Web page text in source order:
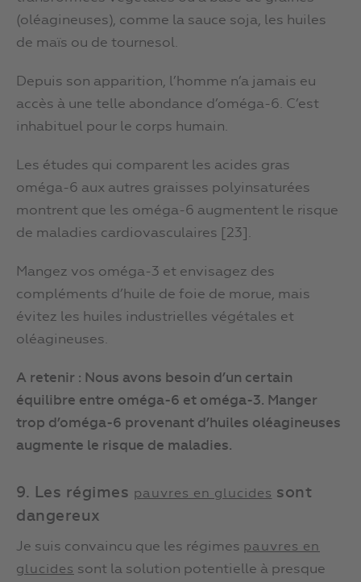
(oléagineuses), comme la sauce soja, les huiles
de maïs ou de tournesol.
Depuis son apparition, l’homme n’a jamais eu
accès à une telle abondance d’oméga-6. C’est
inhabituel pour le corps humain.
Les études qui comparent les acides gras
oméga-6 aux autres graisses polyinsaturées
montrent que les oméga-6 augmentent le risque
de maladies cardiovasculaires [23].
Mangez vos oméga-3 et envisagez des
compléments d’huile de foie de morue, mais
évitez les huiles industrielles végétales et
oléagineuses.
A retenir : Nous avons besoin d’un certain
équilibre entre oméga-6 et oméga-3. Manger
trop d’oméga-6 provenant d’huiles oléagineuses
augmente le risque de maladies.
9. Les régimes pauvres en glucides sont
dangereux
Je suis convaincu que les régimes pauvres en
glucides sont la solution potentielle à presque